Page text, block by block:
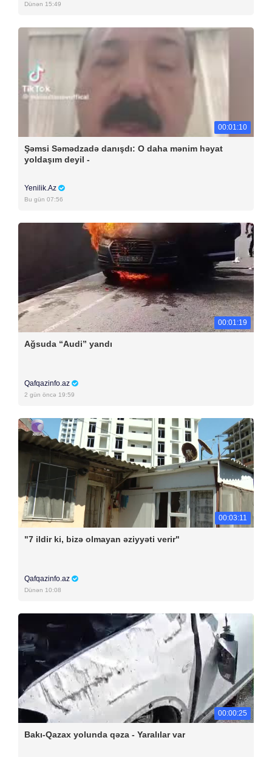
Dünən 15:49
00:01:10
Şəmsi Səmədzadə danışdı: O daha mənim həyat
yoldaşım deyil -
Yenilik.Az
Bu gün 07:56
00:01:19
Ağsuda “Audi” yandı
Qafqazinfo.az
2 gün öncə 19:59
00:03:11
"7 ildir ki, bizə olmayan əziyyəti verir"
Qafqazinfo.az
Dünən 10:08
00:00:25
Bakı-Qazax yolunda qəza - Yaralılar var